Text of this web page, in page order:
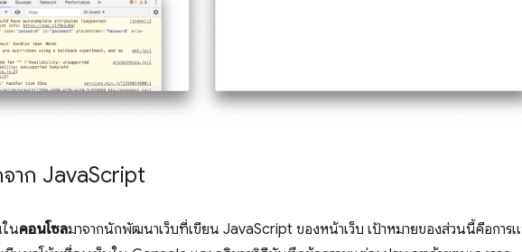
าก JavaScript
นคอนโซลมาจากนักพัฒนาเว็บที่เขียน JavaScript ของหน้าเว็บ เป้าหมายของส่วนนี้คือการ